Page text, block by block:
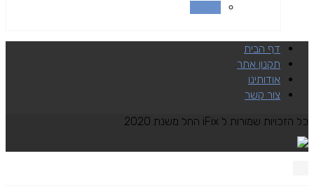
דף הבית
תקנון אתר
אודותינו
צור קשר
כל הזכויות שמורות ל iFix החל משנת 2020